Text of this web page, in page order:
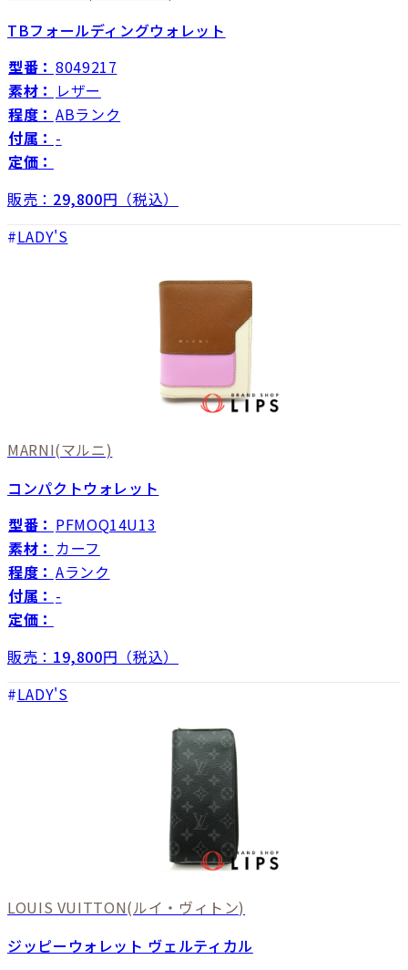
TBフォールディングウォレット
型番： 8049217
素材： レザー
程度： ABランク
付属： -
定価：
販売： 29,800円（税込）
LADY'S
MARNI(マルニ)
コンパクトウォレット
型番： PFMOQ14U13
素材： カーフ
程度： Aランク
付属： -
定価：
販売： 19,800円（税込）
LADY'S
LOUIS VUITTON(ルイ・ヴィトン)
ジッピーウォレット ヴェルティカル